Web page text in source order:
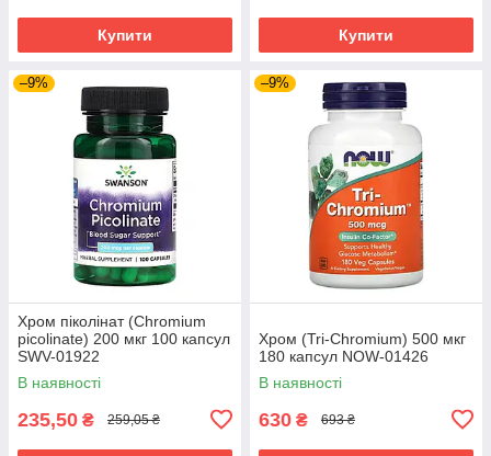
Купити Купити
–9%
Хром піколінат (Chromium
picolinate) 200 мкг 100 капсул
SWV-01922
В наявності
235,50 ₴ 259,05 ₴
–9%
Хром (Tri-Chromium) 500 мкг
180 капсул NOW-01426
В наявності
630 ₴ 693 ₴